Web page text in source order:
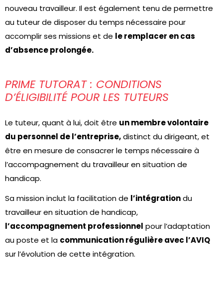
nouveau travailleur. Il est également tenu de permettre
au tuteur de disposer du temps nécessaire pour
accomplir ses missions et de le remplacer en cas
d’absence prolongée.
PRIME TUTORAT : CONDITIONS
D’ÉLIGIBILITÉ POUR LES TUTEURS
Le tuteur, quant à lui, doit être un membre volontaire
du personnel de l’entreprise,distinct du dirigeant, et
être en mesure de consacrer le temps nécessaire à
l’accompagnement du travailleur en situation de
handicap.
Sa mission inclut la facilitation de l’intégrationdu
travailleur en situation de handicap,
l’accompagnement professionnel pour l’adaptation
au poste et la communication régulière avec l’AVIQ
sur l’évolution de cette intégration.